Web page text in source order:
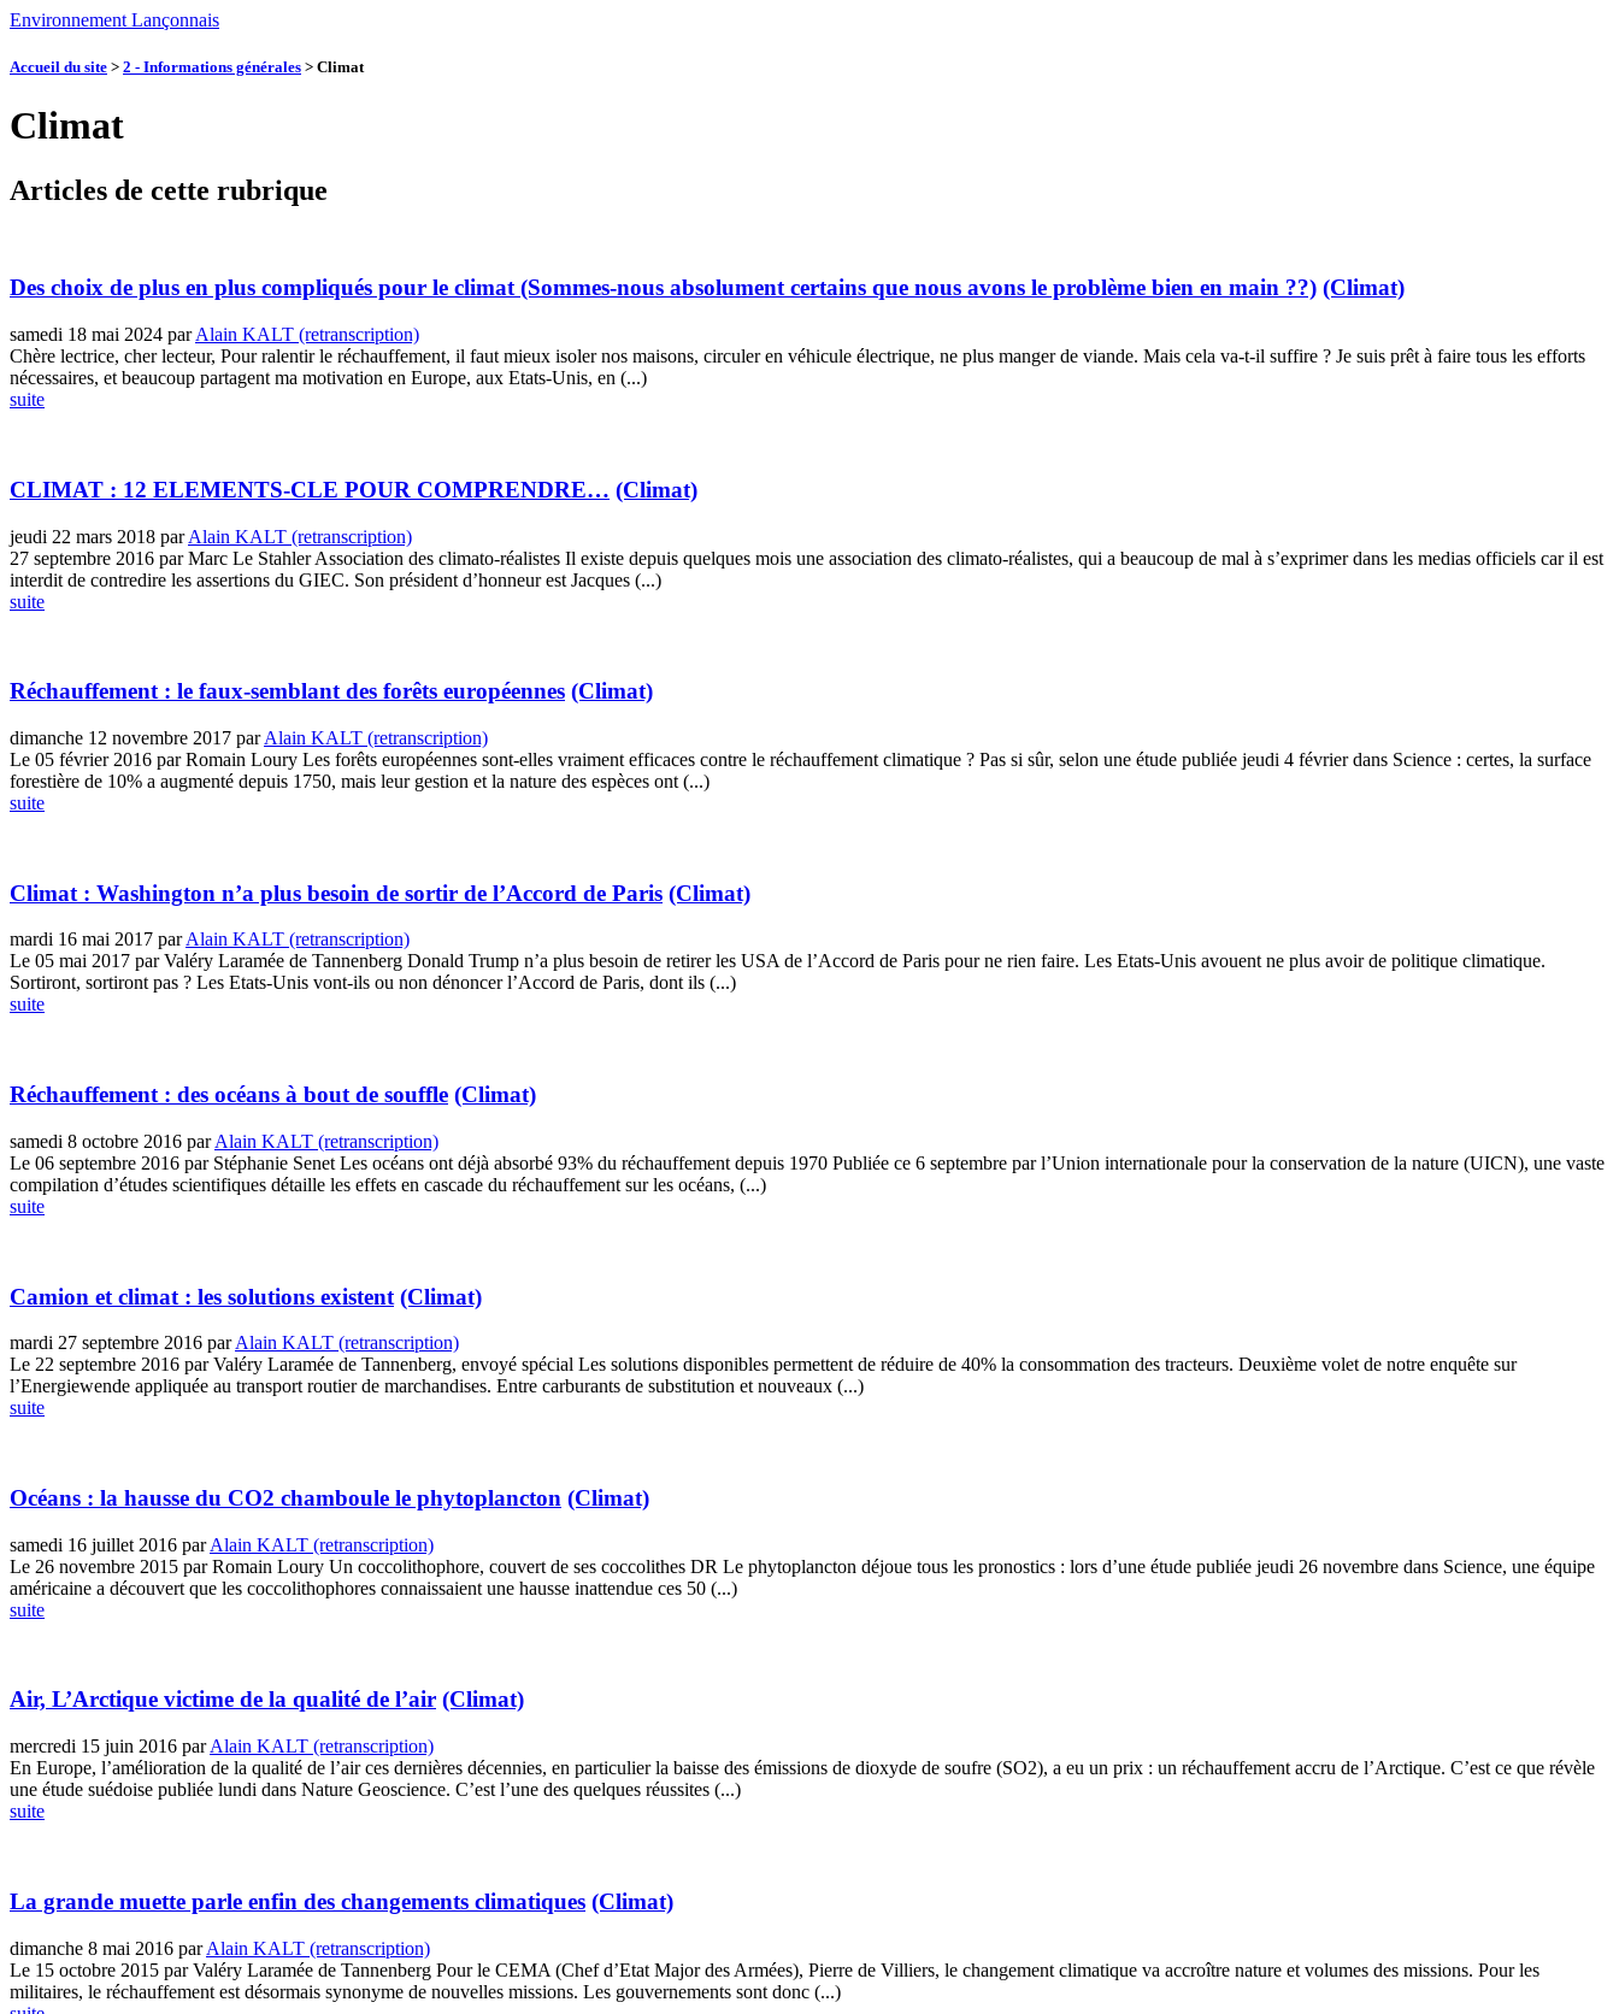
Environnement Lançonnais
Accueil du site > 2 - Informations générales > Climat
Climat
Articles de cette rubrique
Des choix de plus en plus compliqués pour le climat (Sommes-nous absolument certains que nous avons le problème bien en main ??) (Climat)
samedi 18 mai 2024 parAlain KALT (retranscription)
Chère lectrice, cher lecteur, Pour ralentir le réchauffement, il faut mieux isoler nos maisons, circuler en véhicule électrique, ne plus manger de viande. Mais cela va-t-il suffire ? Je suis prêt à faire tous les efforts
nécessaires, et beaucoup partagent ma motivation en Europe, aux Etats-Unis, en (...)
suite
CLIMAT : 12 ELEMENTS-CLE POUR COMPRENDRE… (Climat)
jeudi 22 mars 2018 parAlain KALT (retranscription)
27 septembre 2016 par Marc Le Stahler Association des climato-réalistes Il existe depuis quelques mois une association des climato-réalistes, qui a beaucoup de mal à s’exprimer dans les medias officiels car il est
interdit de contredire les assertions du GIEC. Son président d’honneur est Jacques (...)
suite
Réchauffement : le faux-semblant des forêts européennes (Climat)
dimanche 12 novembre 2017 parAlain KALT (retranscription)
Le 05 février 2016 par Romain Loury Les forêts européennes sont-elles vraiment efficaces contre le réchauffement climatique ? Pas si sûr, selon une étude publiée jeudi 4 février dans Science : certes, la surface
forestière de 10% a augmenté depuis 1750, mais leur gestion et la nature des espèces ont (...)
suite
Climat : Washington n’a plus besoin de sortir de l’Accord de Paris (Climat)
mardi 16 mai 2017 parAlain KALT (retranscription)
Le 05 mai 2017 par Valéry Laramée de Tannenberg Donald Trump n’a plus besoin de retirer les USA de l’Accord de Paris pour ne rien faire. Les Etats-Unis avouent ne plus avoir de politique climatique.
Sortiront, sortiront pas ? Les Etats-Unis vont-ils ou non dénoncer l’Accord de Paris, dont ils (...)
suite
Réchauffement : des océans à bout de souffle (Climat)
samedi 8 octobre 2016 parAlain KALT (retranscription)
Le 06 septembre 2016 par Stéphanie Senet Les océans ont déjà absorbé 93% du réchauffement depuis 1970 Publiée ce 6 septembre par l’Union internationale pour la conservation de la nature (UICN), une vaste
compilation d’études scientifiques détaille les effets en cascade du réchauffement sur les océans, (...)
suite
Camion et climat : les solutions existent (Climat)
mardi 27 septembre 2016 parAlain KALT (retranscription)
Le 22 septembre 2016 par Valéry Laramée de Tannenberg, envoyé spécial Les solutions disponibles permettent de réduire de 40% la consommation des tracteurs. Deuxième volet de notre enquête sur
l’Energiewende appliquée au transport routier de marchandises. Entre carburants de substitution et nouveaux (...)
suite
Océans : la hausse du CO2 chamboule le phytoplancton (Climat)
samedi 16 juillet 2016 parAlain KALT (retranscription)
Le 26 novembre 2015 par Romain Loury Un coccolithophore, couvert de ses coccolithes DR Le phytoplancton déjoue tous les pronostics : lors d’une étude publiée jeudi 26 novembre dans Science, une équipe
américaine a découvert que les coccolithophores connaissaient une hausse inattendue ces 50 (...)
suite
Air, L’Arctique victime de la qualité de l’air (Climat)
mercredi 15 juin 2016 parAlain KALT (retranscription)
En Europe, l’amélioration de la qualité de l’air ces dernières décennies, en particulier la baisse des émissions de dioxyde de soufre (SO2), a eu un prix : un réchauffement accru de l’Arctique. C’est ce que révèle
une étude suédoise publiée lundi dans Nature Geoscience. C’est l’une des quelques réussites (...)
suite
La grande muette parle enfin des changements climatiques (Climat)
dimanche 8 mai 2016 parAlain KALT (retranscription)
Le 15 octobre 2015 par Valéry Laramée de Tannenberg Pour le CEMA (Chef d’Etat Major des Armées), Pierre de Villiers, le changement climatique va accroître nature et volumes des missions. Pour les
militaires, le réchauffement est désormais synonyme de nouvelles missions. Les gouvernements sont donc (...)